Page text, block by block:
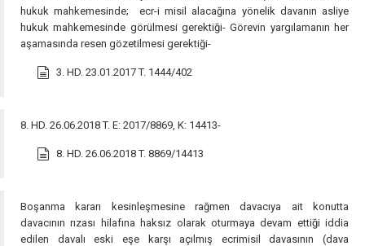
hukuk mahkemesinde; ecr-i misil alacağına yönelik davanın asliye
hukuk mahkemesinde görülmesi gerektiği- Görevin yargılamanın her
aşamasında resen gözetilmesi gerektiği-
3. HD. 23.01.2017 T. 1444/402
8. HD. 26.06.2018 T. E: 2017/8869, K: 14413-
8. HD. 26.06.2018 T. 8869/14413
Boşanma kararı kesinleşmesine rağmen davacıya ait konutta
davacının rızası hilafına haksız olarak oturmaya devam ettiği iddia
edilen davalı eski eşe karşı açılmış ecrimisil davasının (dava